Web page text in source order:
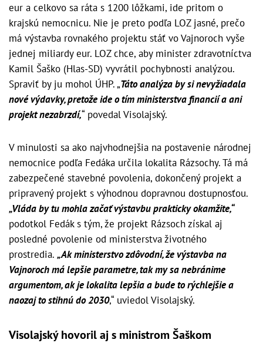
eur a celkovo sa ráta s 1200 lôžkami, ide pritom o
krajskú nemocnicu. Nie je preto podľa LOZ jasné, prečo
má výstavba rovnakého projektu stáť vo Vajnoroch vyše
jednej miliardy eur. LOZ chce, aby minister zdravotníctva
Kamil Šaško (Hlas-SD) vyvrátil pochybnosti analýzou.
Spraviť by ju mohol ÚHP. „Táto analýza by si nevyžiadala
nové výdavky, pretože ide o tím ministerstva financií a ani
projekt nezabrzdí,“ povedal Visolajský.
V minulosti sa ako najvhodnejšia na postavenie národnej
nemocnice podľa Fedáka určila lokalita Rázsochy. Tá má
zabezpečené stavebné povolenia, dokončený projekt a
pripravený projekt s výhodnou dopravnou dostupnosťou.
„Vláda by tu mohla začať výstavbu prakticky okamžite,“
podotkol Fedák s tým, že projekt Rázsoch získal aj
posledné povolenie od ministerstva životného
prostredia. „Ak ministerstvo zdôvodní, že výstavba na
Vajnoroch má lepšie parametre, tak my sa nebránime
argumentom, ak je lokalita lepšia a bude to rýchlejšie a
naozaj to stihnú do 2030,“ uviedol Visolajský.
Visolajský hovoril aj s ministrom Šaškom